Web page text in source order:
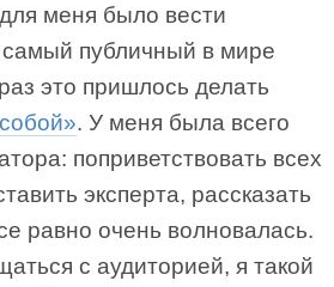
меня было вести
публичный в мире
это пришлось делать
. У меня была всего
поприветствовать всех
эксперта, рассказать
равно очень волновалась.
с аудиторией, я такой